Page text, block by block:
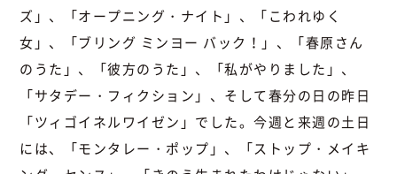
ズ」、「オープニング・ナイト」、「こわれゆく
女」、「ブリング ミンヨー バック！」、「春原さん
のうた」、「彼方のうた」、「私がやりました」、
「サタデー・フィクション」、そして春分の日の昨日
「ツィゴイネルワイゼン」でした。今週と来週の土日
には、「モンタレー・ポップ」、「ストップ・メイキ